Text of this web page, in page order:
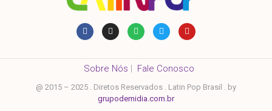
Sobre Nós | Fale Conosco
@ 2015 – 2025 . Diretos Reservados . Latin Pop Brasil . by
grupodemidia.com.br